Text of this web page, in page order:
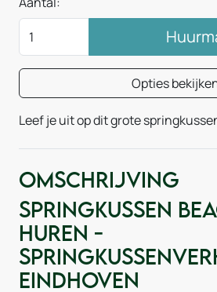
Opties
Leef je uit op dit grote
Omschrijving
Springkussen
huren -
Eindhoven